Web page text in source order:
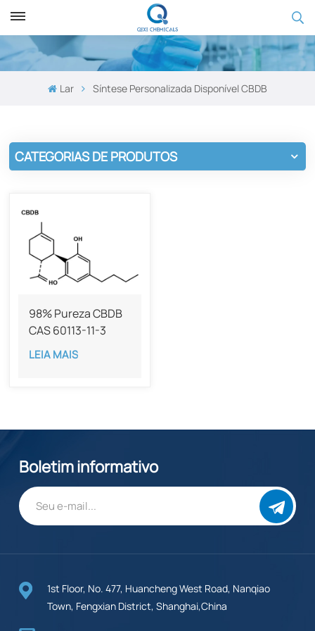
Lar Síntese Personalizada Disponível CBDB
CATEGORIAS DE PRODUTOS
98% Pureza CBDB
CAS 60113-11-3
LEIA MAIS
Boletim informativo
1st Floor, No. 477, Huancheng West Road, Nanqiao
Town, Fengxian District, Shanghai,China